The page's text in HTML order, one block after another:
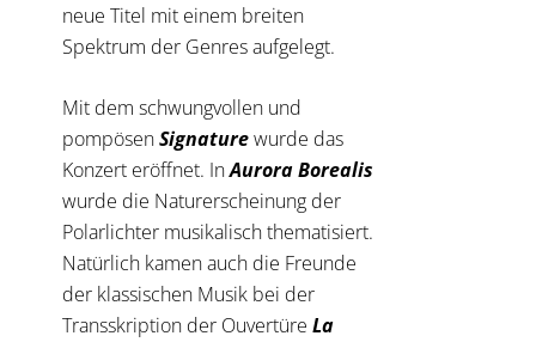
neue Titel mit einem breiten
Spektrum der Genres aufgelegt.
Mit dem schwungvollen und
pompösenSignaturewurde das
Konzert eröffnet. InAurora Borealis
wurde die Naturerscheinung der
Polarlichter musikalisch thematisiert.
Natürlich kamen auch die Freunde
der klassischen Musik bei der
Transskription der OuvertüreLa